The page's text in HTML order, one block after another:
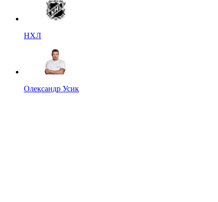
НХЛ
Олександр Усик